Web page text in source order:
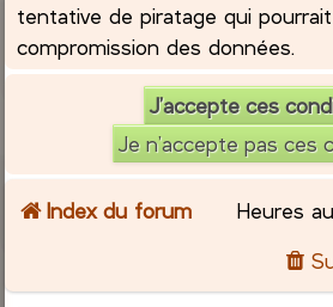
tentative de piratage qui
compromission des données.
Index du forum Heures